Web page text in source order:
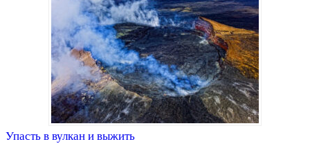
Упасть в вулкан и выжить